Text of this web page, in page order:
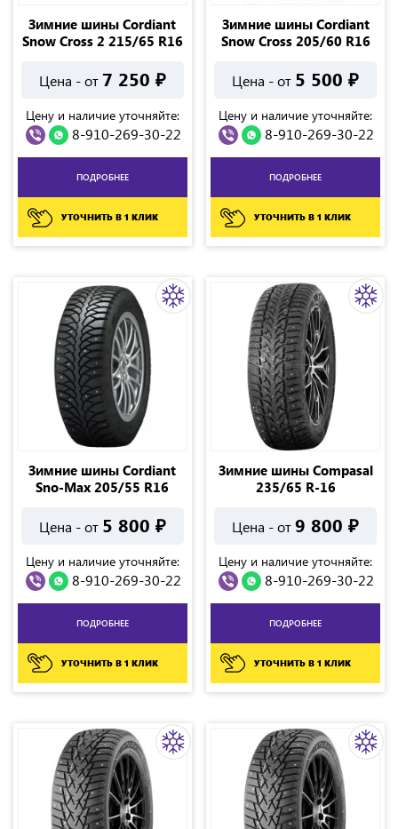
Зимние шины Cordiant
Snow Cross 2 215/65 R16
Цена - от 7 250 ₽
Цену и наличие уточняйте:
8-910-269-30-22
ПОДРОБНЕЕ
УТОЧНИТЬ В 1 КЛИК
Зимние шины Cordiant
Snow Cross 205/60 R16
Цена - от 5 500 ₽
Цену и наличие уточняйте:
8-910-269-30-22
ПОДРОБНЕЕ
УТОЧНИТЬ В 1 КЛИК
Зимние шины Cordiant
Sno-Max 205/55 R16
Цена - от 5 800 ₽
Цену и наличие уточняйте:
8-910-269-30-22
ПОДРОБНЕЕ
УТОЧНИТЬ В 1 КЛИК
Зимние шины Compasal
235/65 R-16
Цена - от9 800 ₽
Цену и наличие уточняйте:
8-910-269-30-22
ПОДРОБНЕЕ
УТОЧНИТЬ В 1 КЛИК